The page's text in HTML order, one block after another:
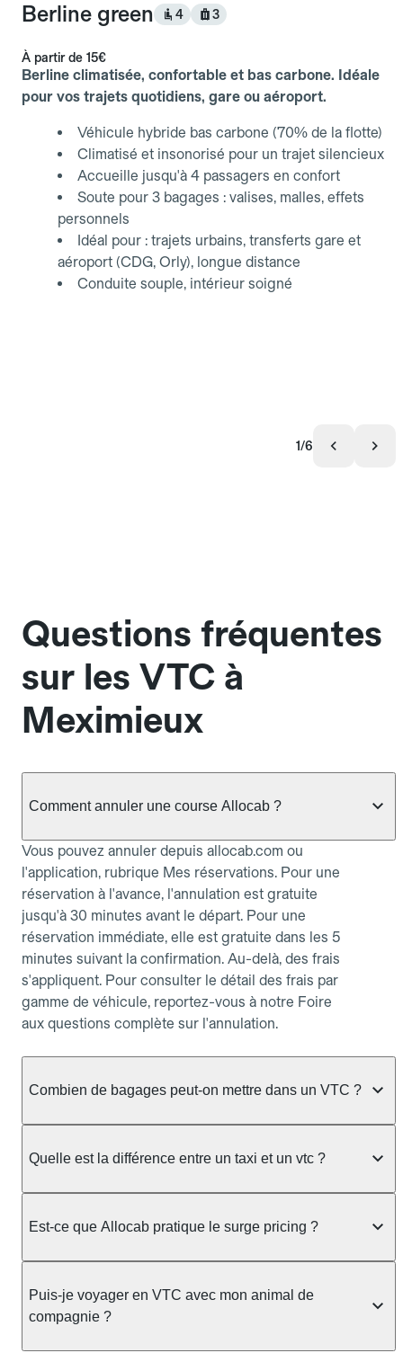
Berline green 4 3
À partir de 15€
Berline climatisée, confortable et bas carbone. Idéale
pour vos trajets quotidiens, gare ou aéroport.
Véhicule hybride bas carbone (70% de la flotte)
Climatisé et insonorisé pour un trajet silencieux
Accueille jusqu'à 4 passagers en confort
Soute pour 3 bagages : valises, malles, effets
personnels
Idéal pour : trajets urbains, transferts gare et
aéroport (CDG, Orly), longue distance
Conduite souple, intérieur soigné
1/6
Questions fréquentes
sur les VTC à
Meximieux
Comment annuler une course Allocab ?
Vous pouvez annuler depuis allocab.com ou
l'application, rubrique Mes réservations. Pour une
réservation à l'avance, l'annulation est gratuite
jusqu'à 30 minutes avant le départ. Pour une
réservation immédiate, elle est gratuite dans les 5
minutes suivant la confirmation. Au-delà, des frais
s'appliquent. Pour consulter le détail des frais par
gamme de véhicule, reportez-vous à notre Foire
aux questions complète sur l'annulation.
Combien de bagages peut-on mettre dans un VTC ?
réservée :
Berline, Green, Berline Affaires, VAO : jusqu'à 3
Moto-taxi : jusqu'à 2 bagages cabine TPMR : 1
bagage
Le prix de la course ne change pas selon le
nombre de bagages. Si vous avez des bagages
Quelle est la différence entre un taxi et un vtc ?
dans la rue ou à une station, avec un tarif calculé au
réservation préalable et propose un prix fixe connu
à l'avance, sans mauvaise surprise ni frais cachés.
Chez Allocab, tous les chauffeurs sont des
Est-ce que Allocab pratique le surge pricing ?
prix de votre course est calculé et affiché avant la
validation de la réservation, puis fixé définitivement.
Puis-je voyager en VTC avec mon animal de
compagnie ?